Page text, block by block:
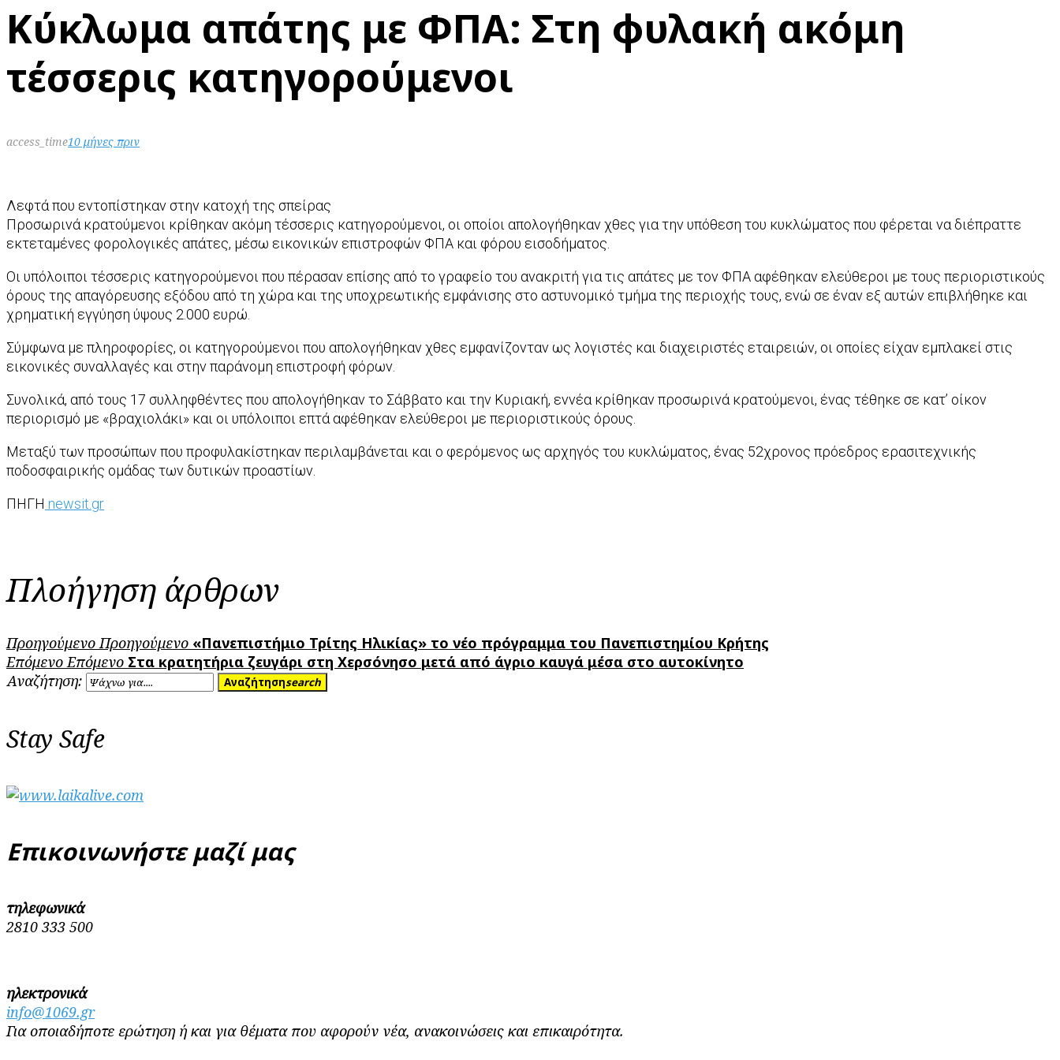
Κύκλωμα απάτης με ΦΠΑ: Στη φυλακή ακόμη
τέσσερις κατηγορούμενοι
access_time10 μήνες πριν
Λεφτά που εντοπίστηκαν στην κατοχή της σπείρας
Προσωρινά κρατούμενοι κρίθηκαν ακόμη τέσσερις κατηγορούμενοι, οι οποίοι απολογήθηκαν χθες για την υπόθεση του κυκλώματος που φέρεται να διέπραττε
εκτεταμένες φορολογικές απάτες, μέσω εικονικών επιστροφών ΦΠΑ και φόρου εισοδήματος.
Οι υπόλοιποι τέσσερις κατηγορούμενοι που πέρασαν επίσης από το γραφείο του ανακριτή για τις απάτες με τον ΦΠΑ αφέθηκαν ελεύθεροι με τους περιοριστικούς
όρους της απαγόρευσης εξόδου από τη χώρα και της υποχρεωτικής εμφάνισης στο αστυνομικό τμήμα της περιοχής τους, ενώ σε έναν εξ αυτών επιβλήθηκε και
χρηματική εγγύηση ύψους 2.000 ευρώ.
Σύμφωνα με πληροφορίες, οι κατηγορούμενοι που απολογήθηκαν χθες εμφανίζονταν ως λογιστές και διαχειριστές εταιρειών, οι οποίες είχαν εμπλακεί στις
εικονικές συναλλαγές και στην παράνομη επιστροφή φόρων.
Συνολικά, από τους 17 συλληφθέντες που απολογήθηκαν το Σάββατο και την Κυριακή, εννέα κρίθηκαν προσωρινά κρατούμενοι, ένας τέθηκε σε κατ’ οίκον
περιορισμό με «βραχιολάκι» και οι υπόλοιποι επτά αφέθηκαν ελεύθεροι με περιοριστικούς όρους.
Μεταξύ των προσώπων που προφυλακίστηκαν περιλαμβάνεται και ο φερόμενος ως αρχηγός του κυκλώματος, ένας 52χρονος πρόεδρος ερασιτεχνικής
ποδοσφαιρικής ομάδας των δυτικών προαστίων.
ΠΗΓΗ newsit.gr
Πλοήγηση άρθρων
Προηγούμενο Προηγούμενο «Πανεπιστήμιο Τρίτης Ηλικίας» το νέο πρόγραμμα του Πανεπιστημίου Κρήτης
Επόμενο Επόμενο Στα κρατητήρια ζευγάρι στη Χερσόνησο μετά από άγριο καυγά μέσα στο αυτοκίνητο
Αναζήτηση:
Αναζήτησηsearch
Stay Safe
Επικοινωνήστε μαζί μας
τηλεφωνικά
2810 333 500
ηλεκτρονικά
info@1069.gr
Για οποιαδήποτε ερώτηση ή και για θέματα που αφορούν νέα, ανακοινώσεις και επικαιρότητα.